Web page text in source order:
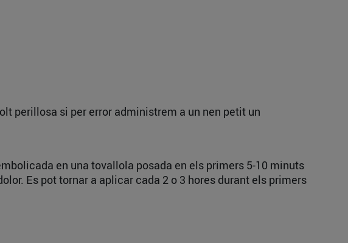
perillosa si per error administrem a un nen petit un
en una tovallola posada en els primers 5-10 minuts
Es pot tornar a aplicar cada 2 o 3 hores durant els primers